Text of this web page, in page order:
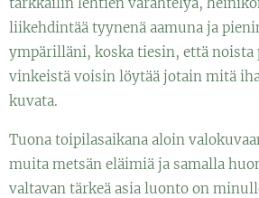
liikehdintää tyynenä aamuna ja
ympärilläni, koska tiesin, että noista
vinkeistä voisin löytää jotain mitä
kuvata.
Tuona toipilasaikana aloin
muita metsän eläimiä ja samalla
valtavan tärkeä asia luonto on